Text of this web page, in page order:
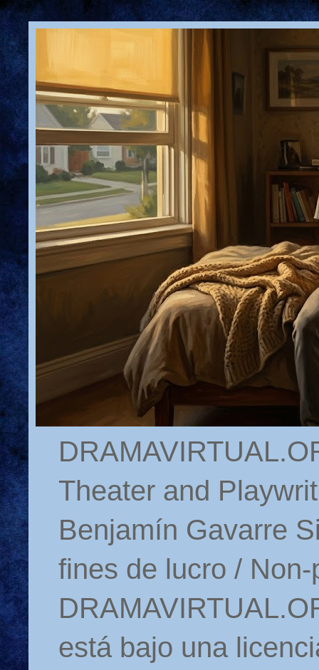
Theater and
Benjamín Gavarre
fines de lucro /
está bajo una